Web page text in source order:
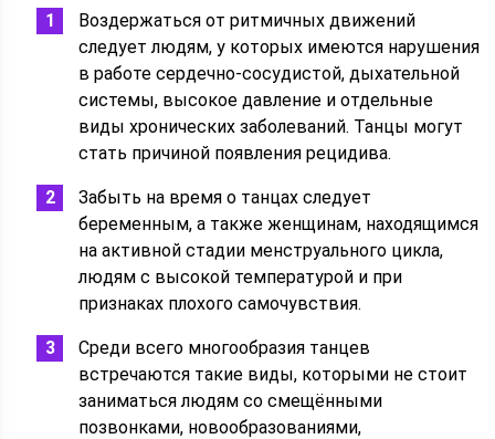
Воздержаться от ритмичных движений
следует людям, у которых имеются нарушения
в работе сердечно-сосудистой, дыхательной
системы, высокое давление и отдельные
виды хронических заболеваний. Танцы могут
стать причиной появления рецидива.
Забыть на время о танцах следует
беременным, а также женщинам, находящимся
на активной стадии менструального цикла,
людям с высокой температурой и при
признаках плохого самочувствия.
Среди всего многообразия танцев
встречаются такие виды, которыми не стоит
заниматься людям со смещёнными
позвонками, новообразованиями,